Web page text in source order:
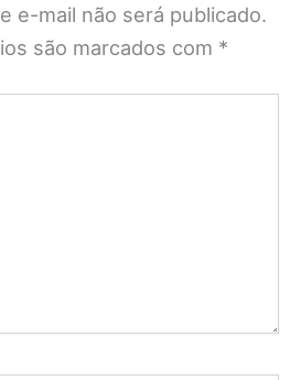
e-mail não será publicado.
são marcados com *